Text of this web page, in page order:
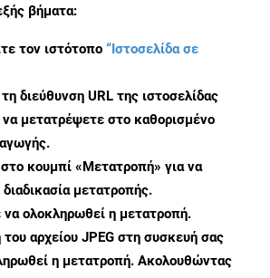
βήματα:
τον ιστότοπο “Ιστοσελίδα σε
διεύθυνση URL της ιστοσελίδας
μετατρέψετε στο καθορισμένο
κουμπί «Μετατροπή» για να
διαδικασία μετατροπής.
να ολοκληρωθεί η μετατροπή.
αρχείου JPEG στη συσκευή σας
η μετατροπή. Ακολουθώντας